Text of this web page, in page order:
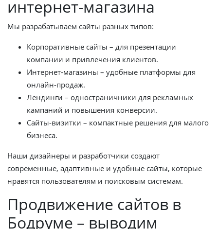
интернет-магазина
Мы разрабатываем сайты разных типов:
Корпоративные сайты – для презентации
компании и привлечения клиентов.
Интернет-магазины – удобные платформы для
онлайн-продаж.
Лендинги – одностраничники для рекламных
кампаний и повышения конверсии.
Сайты-визитки – компактные решения для малого
бизнеса.
Наши дизайнеры и разработчики создают
современные, адаптивные и удобные сайты, которые
нравятся пользователям и поисковым системам.
Продвижение сайтов в
Бодруме – выводим